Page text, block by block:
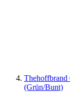
Thehoffbrand
(Grün/Bunt)